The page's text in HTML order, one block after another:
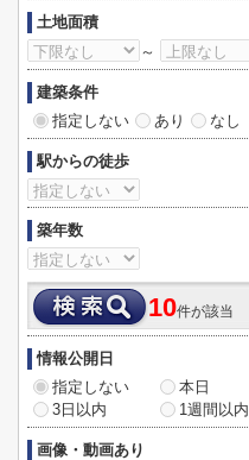
土地面積
～
建築条件
指定しない
あり なし
駅からの徒歩
築年数
10件が該当
情報公開日
指定しない
本日
3日以内
1週間以内
画像・動画あり